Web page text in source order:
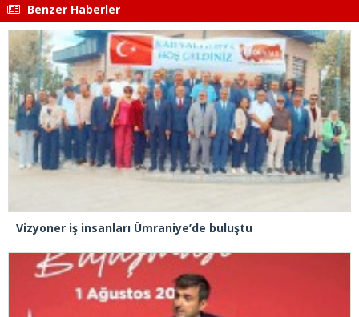
Benzer Haberler
Vizyoner iş insanları Ümraniye’de buluştu